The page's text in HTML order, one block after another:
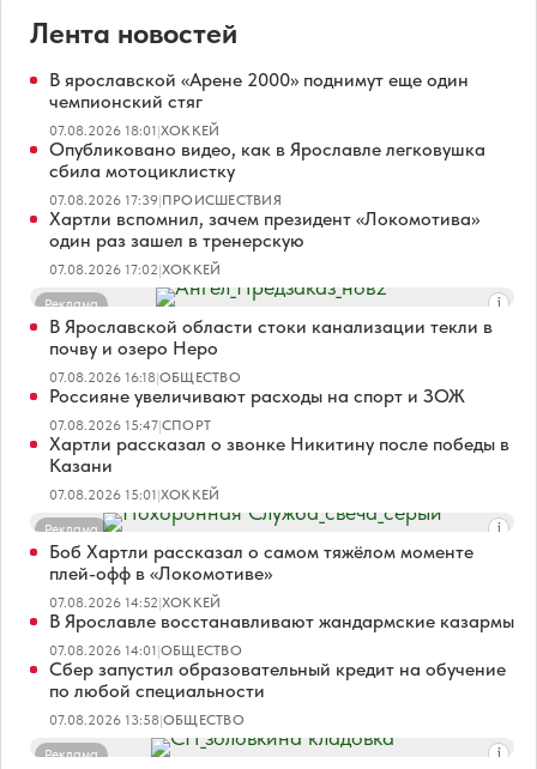
Лента новостей
В ярославской «Арене 2000» поднимут еще один
чемпионский стяг
07.08.2026 18:01|ХОККЕЙ
Опубликовано видео, как в Ярославле легковушка
сбила мотоциклистку
07.08.2026 17:39|ПРОИСШЕСТВИЯ
Хартли вспомнил, зачем президент «Локомотива»
один раз зашел в тренерскую
07.08.2026 17:02|ХОККЕЙ
Реклама
В Ярославской области стоки канализации текли в
почву и озеро Неро
07.08.2026 16:18|ОБЩЕСТВО
Россияне увеличивают расходы на спорт и ЗОЖ
07.08.2026 15:47|СПОРТ
Хартли рассказал о звонке Никитину после победы в
Казани
07.08.2026 15:01|ХОККЕЙ
Реклама
Боб Хартли рассказал о самом тяжёлом моменте
плей-офф в «Локомотиве»
07.08.2026 14:52|ХОККЕЙ
В Ярославле восстанавливают жандармские казармы
07.08.2026 14:01|ОБЩЕСТВО
Сбер запустил образовательный кредит на обучение
по любой специальности
07.08.2026 13:58|ОБЩЕСТВО
Реклама